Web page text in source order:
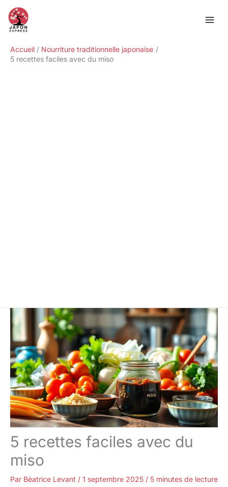
contenu
Accueil
Nourriture traditionnelle japonaise
5 recettes faciles avec du miso
5 recettes faciles avec du
miso
Par Béatrice Levant / 1 septembre 2025 / 5 minutes de lecture
Rechercher